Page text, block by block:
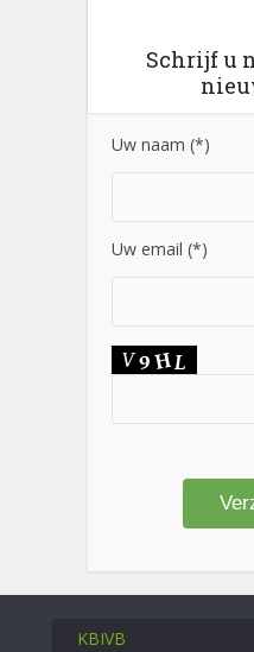
Schrijf u
Uw naam (*)
Uw email (*)
KBIVB